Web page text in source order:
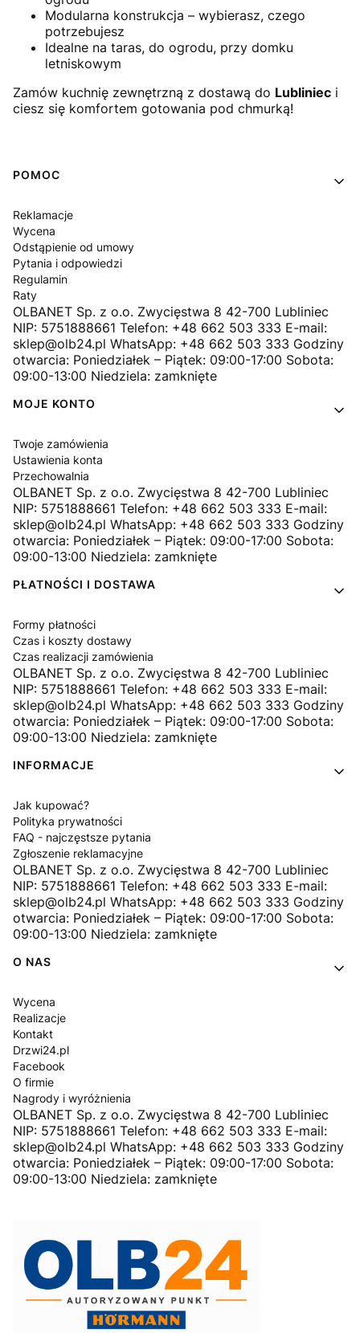
Modularna konstrukcja – wybierasz, czego
potrzebujesz
Idealne na taras, do ogrodu, przy domku
letniskowym
Zamów kuchnię zewnętrzną z dostawą do Lubliniec i
ciesz się komfortem gotowania pod chmurką!
Linki w stopce
POMOC
Reklamacje
Wycena
Odstąpienie od umowy
Pytania i odpowiedzi
Regulamin
Raty
OLBANET Sp. z o.o. Zwycięstwa 8 42-700 Lubliniec
NIP: 5751888661 Telefon: +48 662 503 333 E-mail:
sklep@olb24.pl WhatsApp: +48 662 503 333 Godziny
otwarcia: Poniedziałek – Piątek: 09:00-17:00 Sobota:
09:00-13:00 Niedziela: zamknięte
MOJE KONTO
Twoje zamówienia
Ustawienia konta
Przechowalnia
OLBANET Sp. z o.o. Zwycięstwa 8 42-700 Lubliniec
NIP: 5751888661 Telefon: +48 662 503 333 E-mail:
sklep@olb24.pl WhatsApp: +48 662 503 333 Godziny
otwarcia: Poniedziałek – Piątek: 09:00-17:00 Sobota:
09:00-13:00 Niedziela: zamknięte
PŁATNOŚCI I DOSTAWA
Formy płatności
Czas i koszty dostawy
Czas realizacji zamówienia
OLBANET Sp. z o.o. Zwycięstwa 8 42-700 Lubliniec
NIP: 5751888661 Telefon: +48 662 503 333 E-mail:
sklep@olb24.pl WhatsApp: +48 662 503 333 Godziny
otwarcia: Poniedziałek – Piątek: 09:00-17:00 Sobota:
09:00-13:00 Niedziela: zamknięte
INFORMACJE
Jak kupować?
Polityka prywatności
FAQ - najczęstsze pytania
Zgłoszenie reklamacyjne
OLBANET Sp. z o.o. Zwycięstwa 8 42-700 Lubliniec
NIP: 5751888661 Telefon: +48 662 503 333 E-mail:
sklep@olb24.pl WhatsApp: +48 662 503 333 Godziny
otwarcia: Poniedziałek – Piątek: 09:00-17:00 Sobota:
09:00-13:00 Niedziela: zamknięte
O NAS
Wycena
Realizacje
Kontakt
Drzwi24.pl
Facebook
O firmie
Nagrody i wyróżnienia
OLBANET Sp. z o.o. Zwycięstwa 8 42-700 Lubliniec
NIP: 5751888661 Telefon: +48 662 503 333 E-mail:
sklep@olb24.pl WhatsApp: +48 662 503 333 Godziny
otwarcia: Poniedziałek – Piątek: 09:00-17:00 Sobota:
09:00-13:00 Niedziela: zamknięte